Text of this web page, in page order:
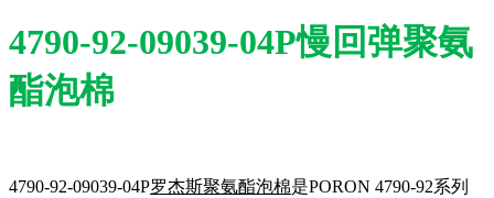
4790-92-09039-04P慢回弹聚氨
酯泡棉
4790-92-09039-04P罗杰斯聚氨酯泡棉是PORON 4790-92系列